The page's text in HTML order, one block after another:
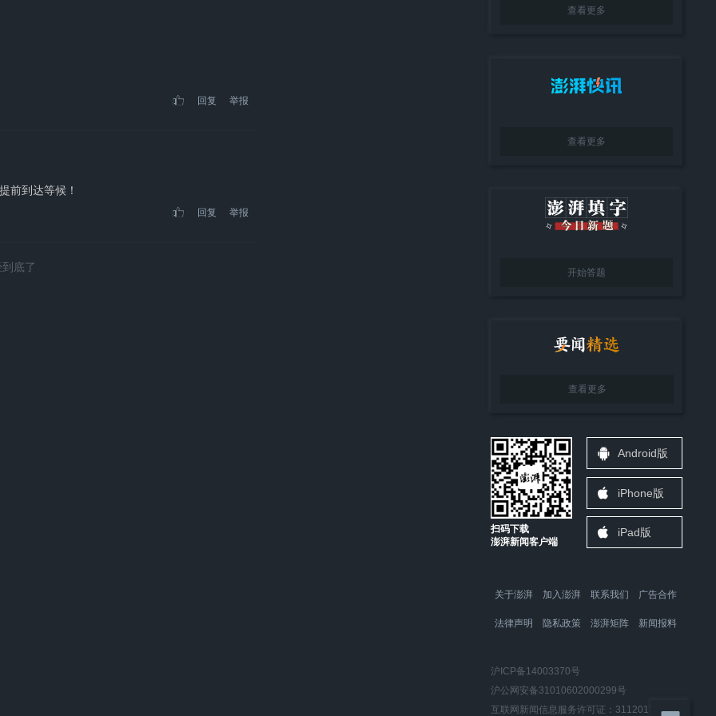
回复 举报
前到达等候！
回复 举报
底了
查看更多
查看更多
开始答题
查看更多
扫码下载
澎湃新闻客户端
Android版
iPhone版
iPad版
关于澎湃 加入澎湃 联系我们 广告合作
法律声明 隐私政策 澎湃矩阵 新闻报料
沪ICP备14003370号
沪公网安备31010602000299号
互联网新闻信息服务许可证：31120170006